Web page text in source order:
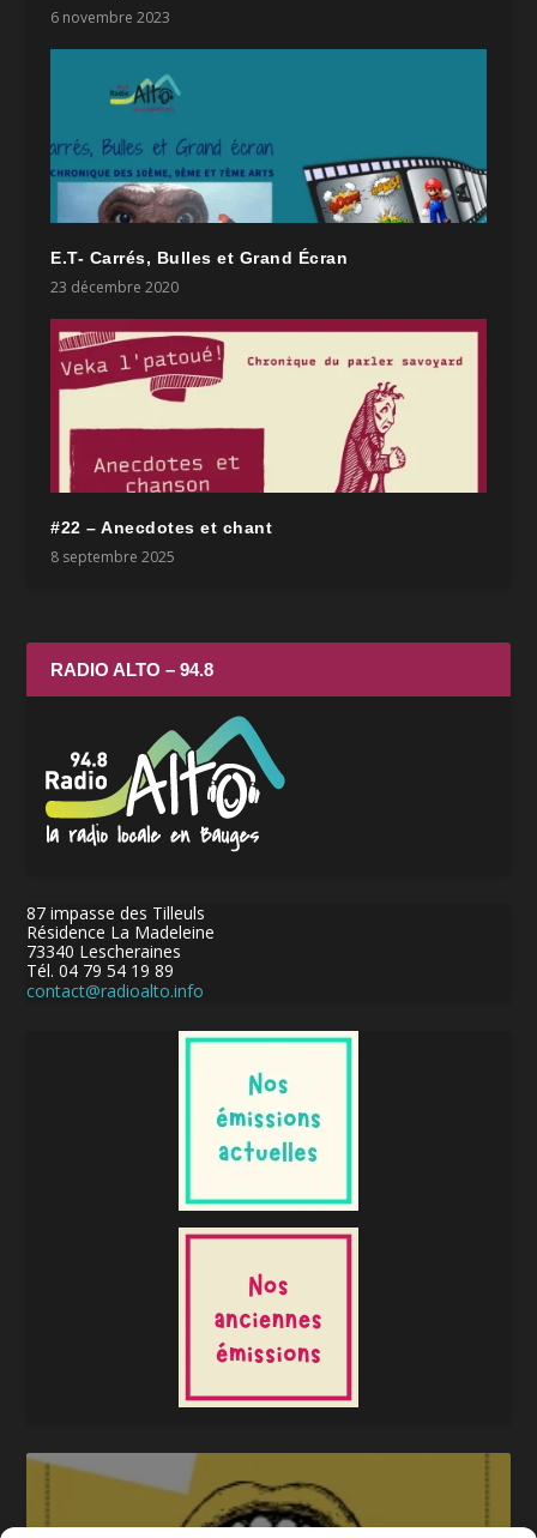
6 novembre 2023
E.T- Carrés, Bulles et Grand Écran
23 décembre 2020
#22 – Anecdotes et chant
8 septembre 2025
RADIO ALTO – 94.8
87 impasse des Tilleuls
Résidence La Madeleine
73340 Lescheraines
Tél. 04 79 54 19 89
contact@radioalto.info